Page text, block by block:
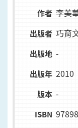
作者 李美
出版者 巧育
出版地 -
出版年 2010
版本 -
ISBN